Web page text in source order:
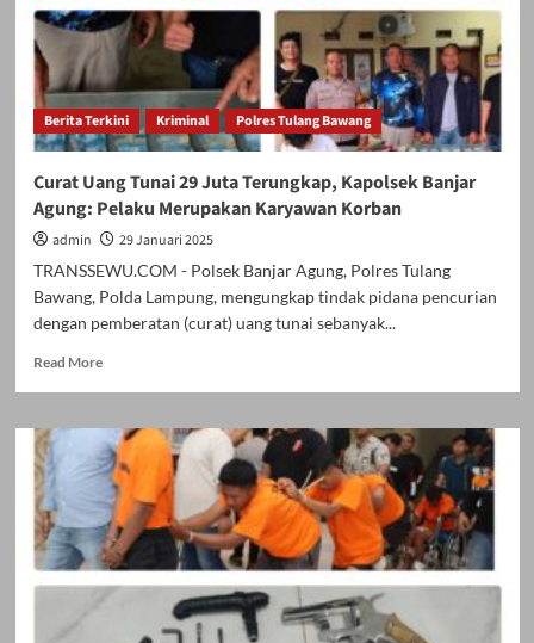
menyerahkan
Surat
kepada
Ketua
DPC
Kota
Lampung
Berita Terkini Kriminal Polres Tulang Bawang
Curat Uang Tunai 29 Juta Terungkap, Kapolsek Banjar
Agung: Pelaku Merupakan Karyawan Korban
admin
29 Januari 2025
TRANSSEWU.COM - Polsek Banjar Agung, Polres Tulang
Bawang, Polda Lampung, mengungkap tindak pidana pencurian
dengan pemberatan (curat) uang tunai sebanyak...
Read MoreRead
Curat
Uang
Tunai
29
Juta
Terungkap,
Kapolsek
Banjar